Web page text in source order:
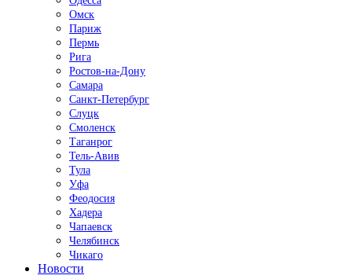
Омск
Париж
Пермь
Рига
Ростов-на-Дону
Самара
Санкт-Петербург
Слуцк
Смоленск
Таганрог
Тель-Авив
Тула
Уфа
Феодосия
Хадера
Чапаевск
Челябинск
Чикаго
Новости